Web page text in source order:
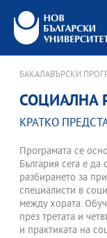
БАКАЛАВЪРСКИ
СОЦИАЛНА
КРАТКО
Програмата се
България сега е
разбирането за
специалисти в
между хората.
през третата и
и практиката на